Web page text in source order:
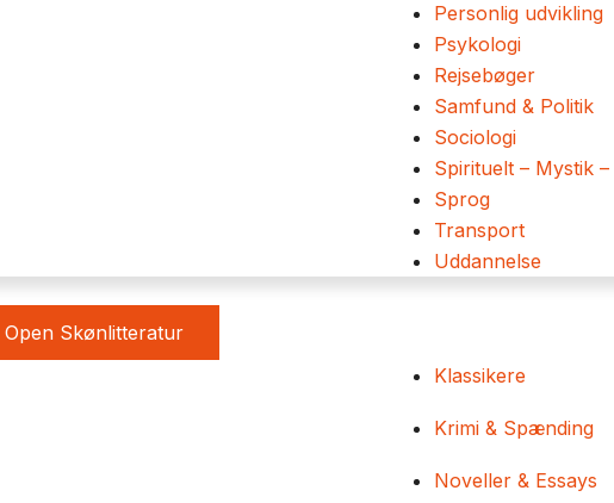
Personlig udvikling
Psykologi
Rejsebøger
Samfund & Politik
Sociologi
Spirituelt – Mystik
Sprog
Transport
Uddannelse
Open Skønlitteratur
Klassikere
Krimi & Spænding
Noveller & Essays